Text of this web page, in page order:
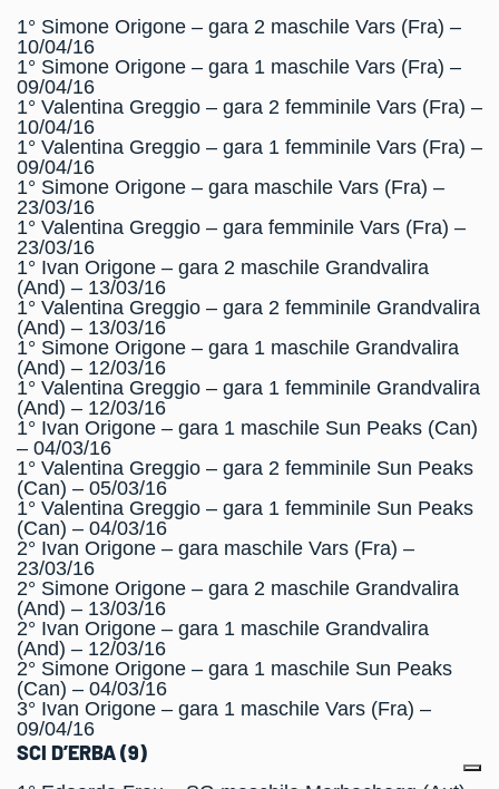
1° Simone Origone – gara 2 maschile Vars (Fra) –
10/04/16
1° Simone Origone – gara 1 maschile Vars (Fra) –
09/04/16
1° Valentina Greggio – gara 2 femminile Vars (Fra) –
10/04/16
1° Valentina Greggio – gara 1 femminile Vars (Fra) –
09/04/16
1° Simone Origone – gara maschile Vars (Fra) –
23/03/16
1° Valentina Greggio – gara femminile Vars (Fra) –
23/03/16
1° Ivan Origone – gara 2 maschile Grandvalira
(And) – 13/03/16
1° Valentina Greggio – gara 2 femminile Grandvalira
(And) – 13/03/16
1° Simone Origone – gara 1 maschile Grandvalira
(And) – 12/03/16
1° Valentina Greggio – gara 1 femminile Grandvalira
(And) – 12/03/16
1° Ivan Origone – gara 1 maschile Sun Peaks (Can)
– 04/03/16
1° Valentina Greggio – gara 2 femminile Sun Peaks
(Can) – 05/03/16
1° Valentina Greggio – gara 1 femminile Sun Peaks
(Can) – 04/03/16
2° Ivan Origone – gara maschile Vars (Fra) –
23/03/16
2° Simone Origone – gara 2 maschile Grandvalira
(And) – 13/03/16
2° Ivan Origone – gara 1 maschile Grandvalira
(And) – 12/03/16
2° Simone Origone – gara 1 maschile Sun Peaks
(Can) – 04/03/16
3° Ivan Origone – gara 1 maschile Vars (Fra) –
09/04/16
SCI D’ERBA (9)